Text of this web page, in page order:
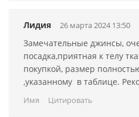
Лидия 26 марта 2024 13:50
Замечательные джинсы,
посадка,приятная к телу
покупкой, размер
,указанному в таблице.
Имя Цитировать